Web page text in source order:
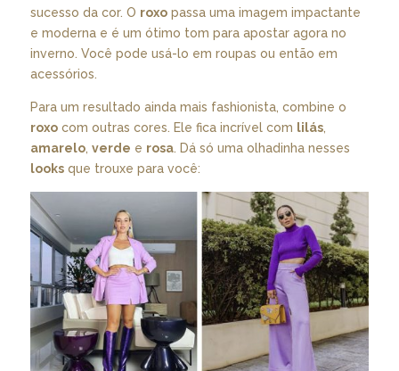
sucesso da cor. O roxopassa uma imagem impactante
e moderna e é um ótimo tom para apostar agora no
inverno. Você pode usá-lo em roupas ou então em
acessórios.
Para um resultado ainda mais fashionista, combine o
roxocom outras cores. Ele fica incrível com lilás,
amarelo, verde e rosa. Dá só uma olhadinha nesses
looksque trouxe para você: